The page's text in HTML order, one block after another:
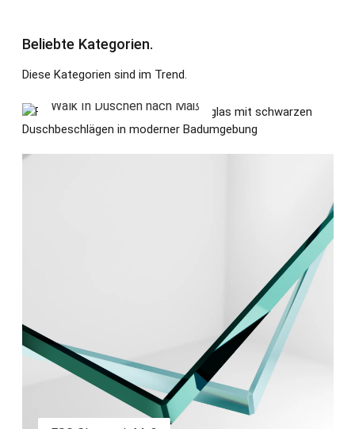
Beliebte Kategorien.
Diese Kategorien sind im Trend.
Walk In Duschen nach Maß
Walk In Duschen nach Maß
ESG Glas nach Maß